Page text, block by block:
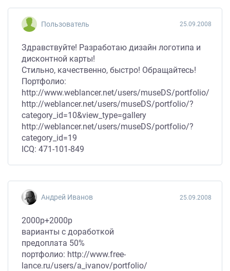
Пользователь 25.09.2008
Здравствуйте! Разработаю дизайн логотипа и
дисконтной карты!
Стильно, качественно, быстро! Обращайтесь!
Портфолио:
http://www.weblancer.net/users/museDS/portfolio/
http://weblancer.net/users/museDS/portfolio/?
category_id=10&view_type=gallery
http://weblancer.net/users/museDS/portfolio/?
category_id=19
ICQ: 471-101-849
Андрей Иванов 25.09.2008
2000р+2000р
варианты с доработкой
предоплата 50%
портфолио: http://www.free-
lance.ru/users/a_ivanov/portfolio/